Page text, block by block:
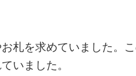
札を求めていました。
いました。